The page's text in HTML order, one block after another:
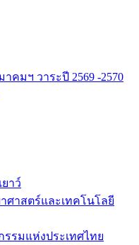
มฯ วาระปี 2569 -2570
าว์
ศาสตร์และเทคโนโลยี
รรมแห่งประเทศไทย